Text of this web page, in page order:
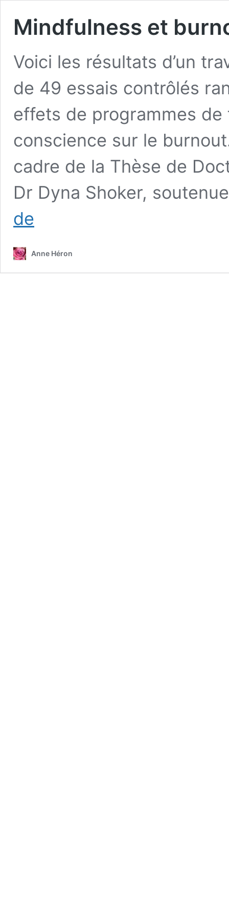
Mindfulness et
Voici les résultats d’un
de 49 essais contrôlés
effets de programmes
conscience sur le
cadre de la Thèse de
Dr Dyna Shoker,
de
Anne Héron